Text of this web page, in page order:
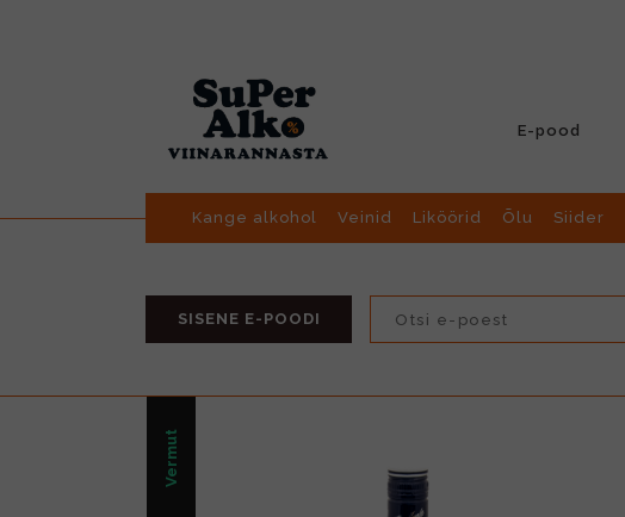
E-pood
Kange alkohol Veinid Liköörid Õlu Siider
SISENE E-POODI
Vermut